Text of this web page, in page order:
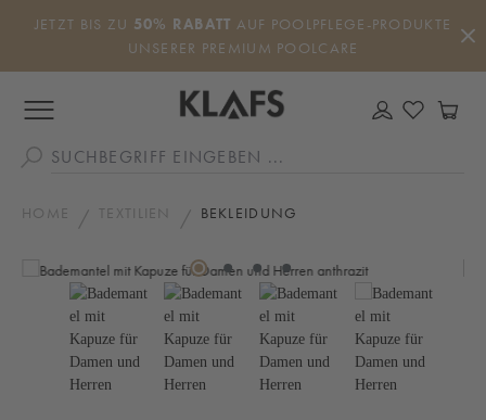
Zum Hauptinhalt springen
JETZT BIS ZU 50% RABATT AUF POOLPFLEGE-PRODUKTE
UNSERER PREMIUM POOLCARE
DU
HOME TEXTILIEN BEKLEIDUNG
Bildergalerie überspringen